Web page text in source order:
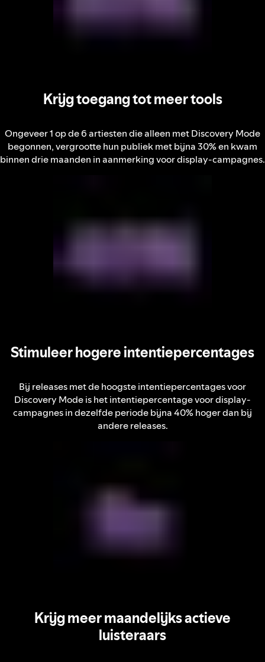
Krijg toegang tot meer tools
Ongeveer 1 op de 6 artiesten die alleen met Discovery Mode
begonnen, vergrootte hun publiek met bijna 30% en kwam
binnen drie maanden in aanmerking voor display-campagnes.
Stimuleer hogere intentiepercentages
Bij releases met de hoogste intentiepercentages voor
Discovery Mode is het intentiepercentage voor display-
campagnes in dezelfde periode bijna 40% hoger dan bij
andere releases.
Krijg meer maandelijks actieve
luisteraars